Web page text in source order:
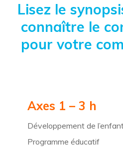
Lisez le
connaître le
pour votre
Axes 1 – 3 h
Développement de
Programme éducatif